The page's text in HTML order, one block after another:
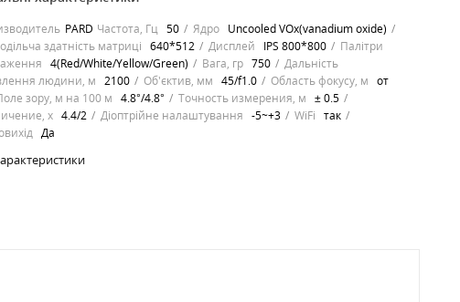
PARD Частота, Гц 50 Ядро Uncooled VOx(vanadium oxide)
здатність матриці
640*512 Дисплей IPS 800*800
Палітри
4(Red/White/Yellow/Green) Вага, гр 750
Дальність
людини, м
2100 Об'єктив, мм 45/f1.0 Область фокусу, м
от
зору, м на 100 м 4.8°/4.8° Точность измерения, м
± 0.5
х 4.4/2 Діоптрійне налаштування -5~+3 WiFi
так
Да